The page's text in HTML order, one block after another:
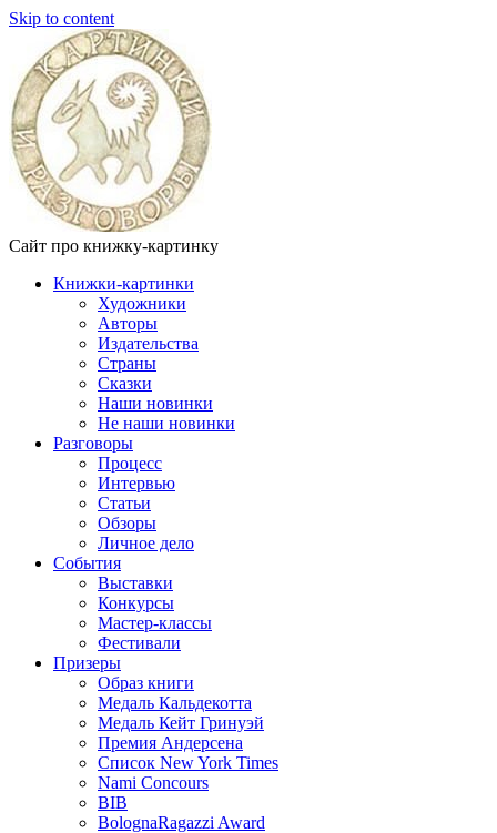
Skip to content
Сайт про книжку-картинку
Книжки-картинки
Художники
Авторы
Издательства
Страны
Сказки
Наши новинки
Не наши новинки
Разговоры
Процесс
Интервью
Статьи
Обзоры
Личное дело
События
Выставки
Конкурсы
Мастер-классы
Фестивали
Призеры
Образ книги
Медаль Кальдекотта
Медаль Кейт Гринуэй
Премия Андерсена
Список New York Times
Nami Concours
BIB
BolognaRagazzi Award